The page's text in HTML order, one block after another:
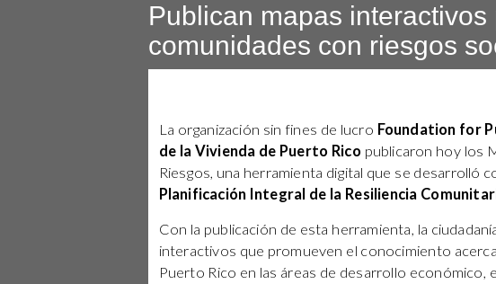
Publican mapas
comunidades con riesgos
La organización sin fines de lucro Foundation for
de la Vivienda de Puerto Rico publicaron hoy los
Riesgos, una herramienta digital que se desarrolló
Planificación Integral de la Resiliencia
Con la publicación de esta herramienta, la
interactivos que promueven el conocimiento
Puerto Rico en las áreas de desarrollo económico,